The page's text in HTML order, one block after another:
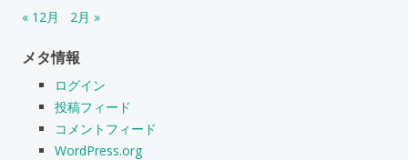
« 12月 2月 »
メタ情報
ログイン
投稿フィード
コメントフィード
WordPress.org